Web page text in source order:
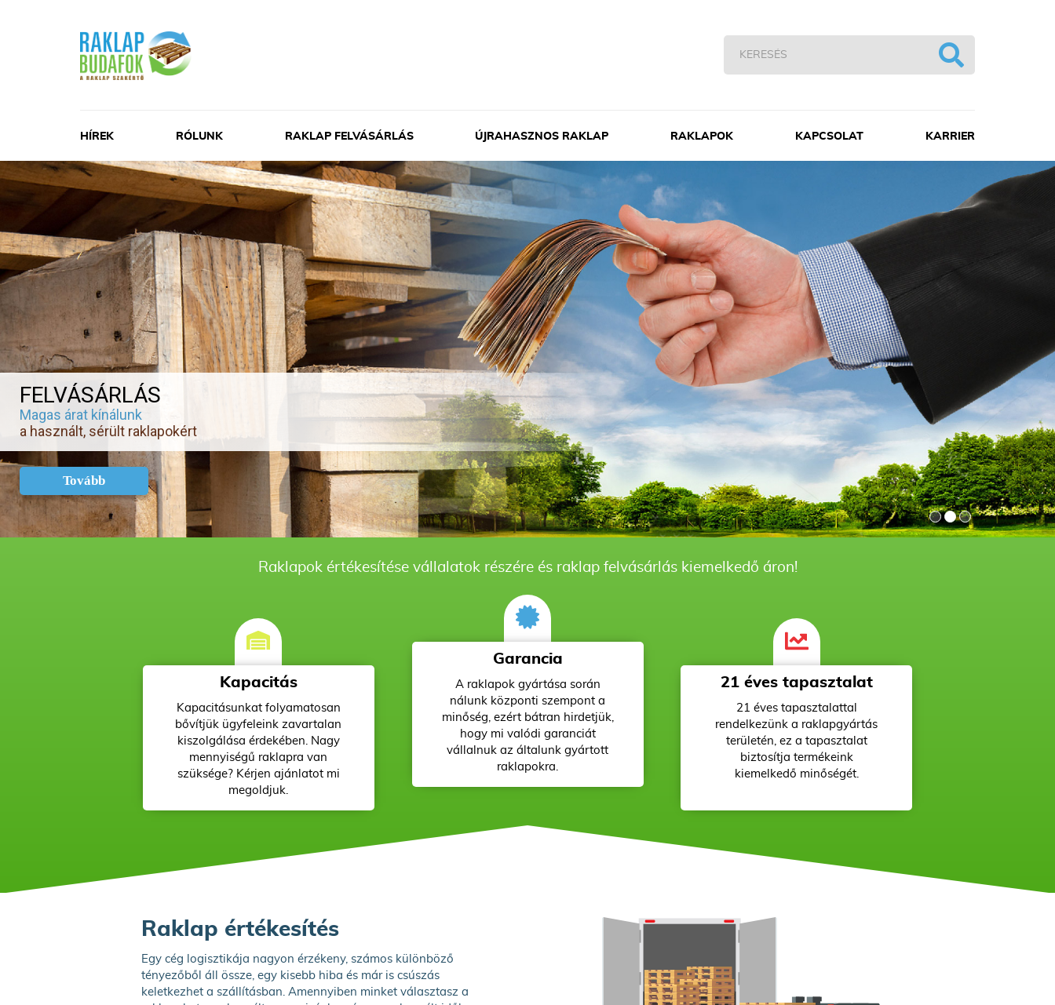
HÍREK RÓLUNK RAKLAP FELVÁSÁRLÁS ÚJRAHASZNOS RAKLAP RAKLAPOK
Egyedi méretű egyutas raklapok
Egyéb termékek
KAPCSOLAT KARRIER
FELVÁSÁRLÁS
Magas árat kínálunk
a használt, sérült raklapokért
Tovább
Raklapok értékesítése vállalatok részére és raklap felvásárlás kiemelkedő áron!
Kapacitás
Kapacitásunkat folyamatosan
bővítjük ügyfeleink zavartalan
kiszolgálása érdekében. Nagy
mennyiségű raklapra van
szüksége? Kérjen ajánlatot mi
megoldjuk.
Garancia
A raklapok gyártása során
nálunk központi szempont a
minőség, ezért bátran hirdetjük,
hogy mi valódi garanciát
vállalnuk az általunk gyártott
raklapokra.
21 éves tapasztalat
21 éves tapasztalattal
rendelkezünk a raklapgyártás
területén, ez a tapasztalat
biztosítja termékeink
kiemelkedő minőségét.
Raklap értékesítés
Egy cég logisztikája nagyon érzékeny, számos különböző
tényezőből áll össze, egy kisebb hiba és már is csúszás
keletkezhet a szállításban. Amennyiben minket választasz a